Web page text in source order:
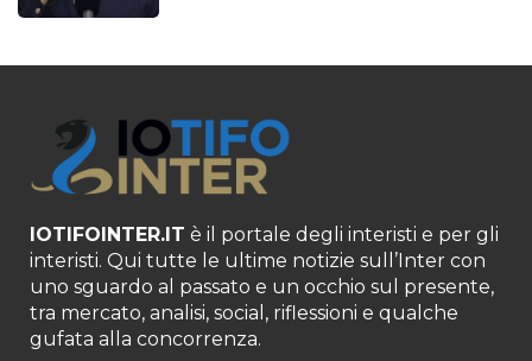
IOTIFOINTER.IT è il portale degli interisti e per gli
interisti. Qui tutte le ultime notizie sull’Inter con
uno sguardo al passato e un occhio sul presente,
tra mercato, analisi, social, riflessioni e qualche
gufata alla concorrenza.